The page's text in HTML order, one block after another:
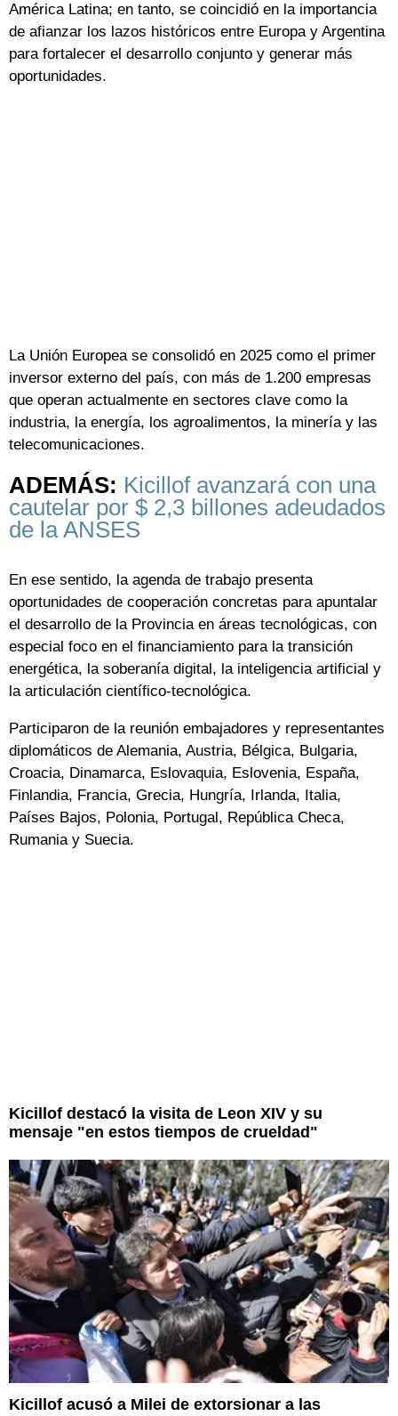
América Latina; en tanto, se coincidió en la importancia
de afianzar los lazos históricos entre Europa y Argentina
para fortalecer el desarrollo conjunto y generar más
oportunidades.
La Unión Europea se consolidó en 2025 como el primer
inversor externo del país, con más de 1.200 empresas
que operan actualmente en sectores clave como la
industria, la energía, los agroalimentos, la minería y las
telecomunicaciones.
ADEMÁS: Kicillof avanzará con una
cautelar por $ 2,3 billones adeudados
de la ANSES
En ese sentido, la agenda de trabajo presenta
oportunidades de cooperación concretas para apuntalar
el desarrollo de la Provincia en áreas tecnológicas, con
especial foco en el financiamiento para la transición
energética, la soberanía digital, la inteligencia artificial y
la articulación científico-tecnológica.
Participaron de la reunión embajadores y representantes
diplomáticos de Alemania, Austria, Bélgica, Bulgaria,
Croacia, Dinamarca, Eslovaquia, Eslovenia, España,
Finlandia, Francia, Grecia, Hungría, Irlanda, Italia,
Países Bajos, Polonia, Portugal, República Checa,
Rumania y Suecia.
Kicillof destacó la visita de Leon XIV y su
mensaje "en estos tiempos de crueldad"
Kicillof acusó a Milei de extorsionar a las